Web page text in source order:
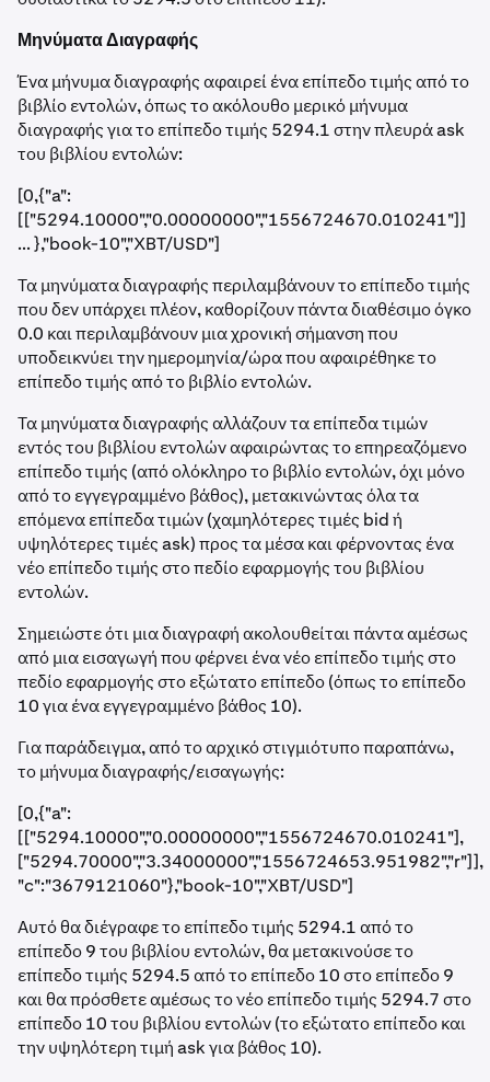
Μηνύματα Διαγραφής
Ένα μήνυμα διαγραφής αφαιρεί ένα επίπεδο τιμής από το
βιβλίο εντολών, όπως το ακόλουθο μερικό μήνυμα
διαγραφής για το επίπεδο τιμής 5294.1 στην πλευρά ask
του βιβλίου εντολών:
[0,{"a":
[["5294.10000","0.00000000","1556724670.010241"]]
... },"book-10","XBT/USD"]
Τα μηνύματα διαγραφής περιλαμβάνουν το επίπεδο τιμής
που δεν υπάρχει πλέον, καθορίζουν πάντα διαθέσιμο όγκο
0.0 και περιλαμβάνουν μια χρονική σήμανση που
υποδεικνύει την ημερομηνία/ώρα που αφαιρέθηκε το
επίπεδο τιμής από το βιβλίο εντολών.
Τα μηνύματα διαγραφής αλλάζουν τα επίπεδα τιμών
εντός του βιβλίου εντολών αφαιρώντας το επηρεαζόμενο
επίπεδο τιμής (από ολόκληρο το βιβλίο εντολών, όχι μόνο
από το εγγεγραμμένο βάθος), μετακινώντας όλα τα
επόμενα επίπεδα τιμών (χαμηλότερες τιμές bid ή
υψηλότερες τιμές ask) προς τα μέσα και φέρνοντας ένα
νέο επίπεδο τιμής στο πεδίο εφαρμογής του βιβλίου
εντολών.
Σημειώστε ότι μια διαγραφή ακολουθείται πάντα αμέσως
από μια εισαγωγή που φέρνει ένα νέο επίπεδο τιμής στο
πεδίο εφαρμογής στο εξώτατο επίπεδο (όπως το επίπεδο
10 για ένα εγγεγραμμένο βάθος 10).
Για παράδειγμα, από το αρχικό στιγμιότυπο παραπάνω,
το μήνυμα διαγραφής/εισαγωγής:
[0,{"a":
[["5294.10000","0.00000000","1556724670.010241"],
["5294.70000","3.34000000","1556724653.951982","r"]],
"c":"3679121060"},"book-10","XBT/USD"]
Αυτό θα διέγραφε το επίπεδο τιμής 5294.1 από το
επίπεδο 9 του βιβλίου εντολών, θα μετακινούσε το
επίπεδο τιμής 5294.5 από το επίπεδο 10 στο επίπεδο 9
και θα πρόσθετε αμέσως το νέο επίπεδο τιμής 5294.7 στο
επίπεδο 10 του βιβλίου εντολών (το εξώτατο επίπεδο και
την υψηλότερη τιμή ask για βάθος 10).